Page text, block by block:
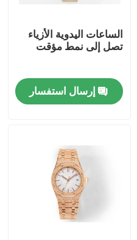
الساعات اليدوية الأزياء
تصل إلى نمط مؤقت
إرسال استفسار